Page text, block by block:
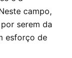
campo,
serem da
esforço de